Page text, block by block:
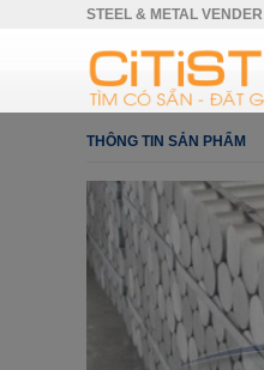
STEEL & METAL VENDER
THÔNG TIN SẢN PHẨM